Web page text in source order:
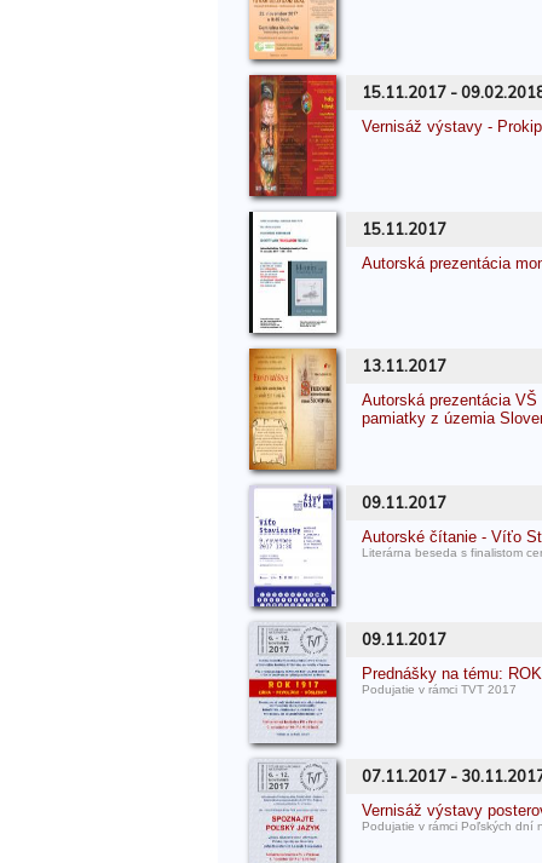
15.11.2017 -
Vernisáž výstavy -
15.11.2017
Autorská prezentácia
13.11.2017
Autorská prezentácia
pamiatky z územia
09.11.2017
Autorské čítanie - Víťo
Literárna beseda s finalistom
09.11.2017
Prednášky na tému:
Podujatie v rámci TVT 2017
07.11.2017 -
Vernisáž výstavy
Podujatie v rámci Poľských dní